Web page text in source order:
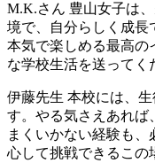
M.K.さん 豊山女子は
境で、自分らしく成長
本気で楽しめる最高の
な学校生活を送ってく
伊藤先生 本校には、
す。やる気さえあれば
まくいかない経験も
心して挑戦できるこの